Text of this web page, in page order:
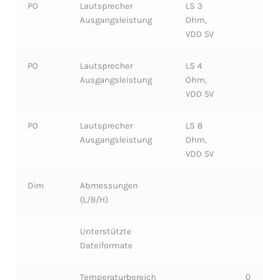
PO
Lautsprecher
Ausgangsleistung
LS 3
Ohm,
VDD 5V
PO
Lautsprecher
Ausgangsleistung
LS 4
Ohm,
VDD 5V
PO
Lautsprecher
Ausgangsleistung
LS 8
Ohm,
VDD 5V
Dim
Abmessungen
(L/B/H)
Unterstützte
Dateiformate
Temperaturbereich 0